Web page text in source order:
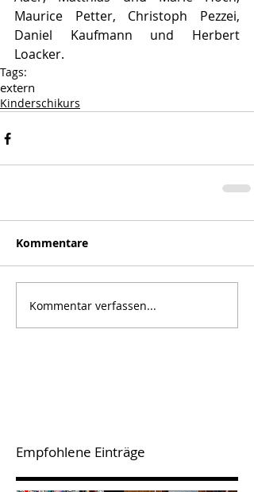
Maurice Petter, Christoph Pezzei,
Daniel Kaufmann und Herbert
Loacker.
Tags:
extern
Kinderschikurs
Kommentare
Kommentar verfassen...
Empfohlene Einträge